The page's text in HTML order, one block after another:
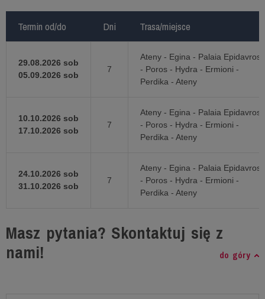
Termin od/do Dni Trasa/miejsce
29.08.2026 sob
05.09.2026 sob
7
Ateny - Egina - Palaia Epidavros
- Poros - Hydra - Ermioni -
Perdika - Ateny
10.10.2026 sob
17.10.2026 sob
7
Ateny - Egina - Palaia Epidavros
- Poros - Hydra - Ermioni -
Perdika - Ateny
24.10.2026 sob
31.10.2026 sob
7
Ateny - Egina - Palaia Epidavros
- Poros - Hydra - Ermioni -
Perdika - Ateny
Termin od/do Dni Trasa/miejsce
Masz pytania? Skontaktuj się z
nami!
do góry